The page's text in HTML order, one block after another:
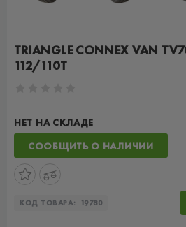
TRIANGLE CONNEX VAN
112/110T
НЕТ НА СКЛАДЕ
СООБЩИТЬ О НАЛИЧИИ
КОД ТОВАРА: 19780